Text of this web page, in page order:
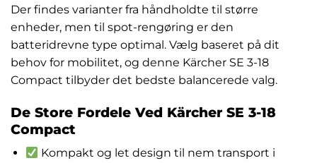
Der findes varianter fra håndholdte til større
enheder, men til spot-rengøring er den
batteridrevne type optimal. Vælg baseret på dit
behov for mobilitet, og denne Kärcher SE 3-18
Compact tilbyder det bedste balancerede valg.
De Store Fordele Ved Kärcher SE 3-18
Compact
Kompakt og let design til nem transport i